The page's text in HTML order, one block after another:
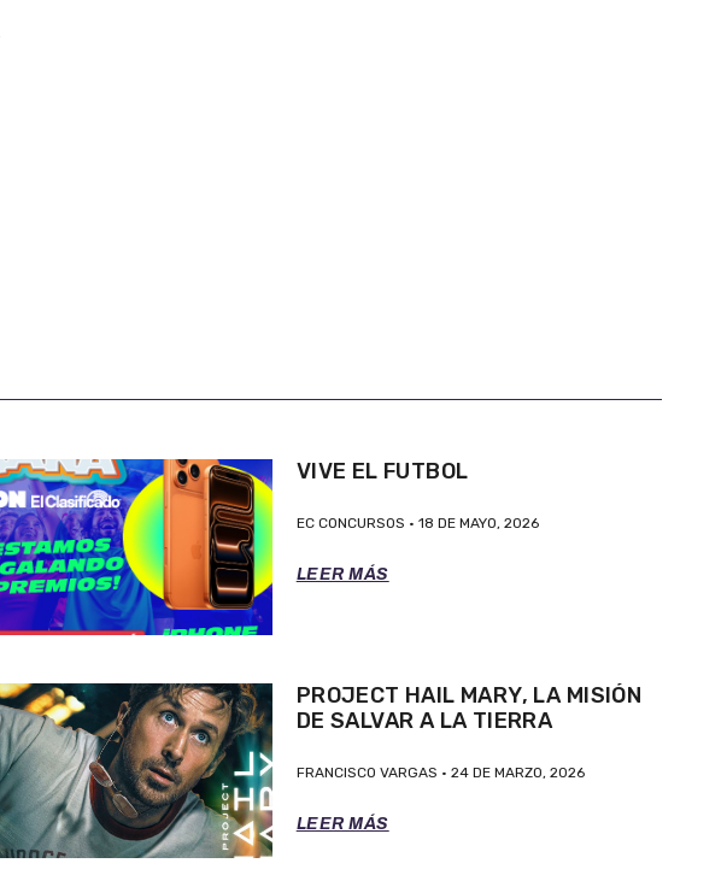
VIVE EL FUTBOL
EC CONCURSOS 18 DE MAYO, 2026
LEER MÁS
PROJECT HAIL MARY, LA MISIÓN
DE SALVAR A LA TIERRA
FRANCISCO VARGAS 24 DE MARZO, 2026
LEER MÁS